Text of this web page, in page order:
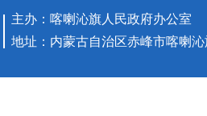
主办：喀喇沁旗人民政府办公室
地址：内蒙古自治区赤峰市喀喇